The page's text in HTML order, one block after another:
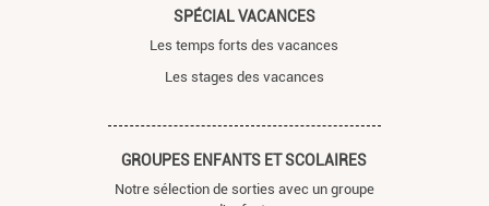
SPÉCIAL VACANCES
Les temps forts des vacances
Les stages des vacances
GROUPES ENFANTS ET SCOLAIRES
Notre sélection de sorties avec un groupe